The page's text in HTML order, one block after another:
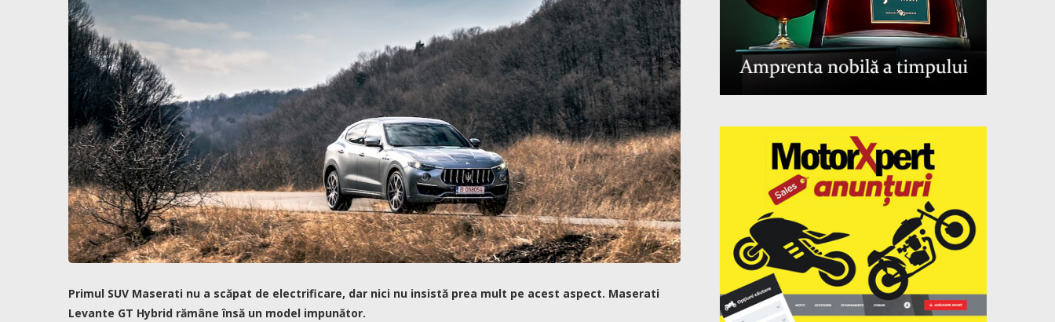
Primul SUV Maserati nu a scăpat de electrificare, dar nici nu insistă prea mult pe acest aspect. Maserati
Levante GT Hybrid rămâne însă un model impunător.